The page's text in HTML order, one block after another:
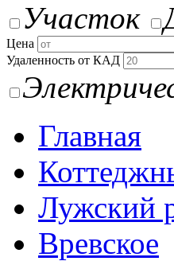
Участок
Цена
Удаленность от КАД
Главная
Лужский
Вревское